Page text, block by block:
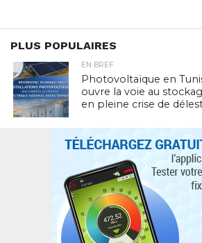
PLUS POPULAIRES
EN BREF
Photovoltaïque en
ouvre la voie au
en pleine crise de